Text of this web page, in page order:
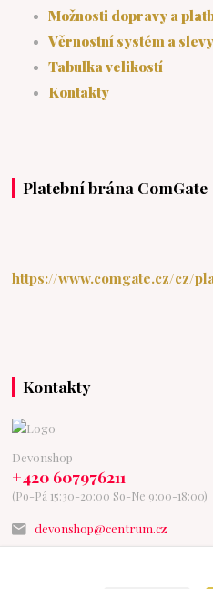
Možnosti dopravy a
Věrnostní systém a slevy
Tabulka velikostí
Kontakty
Platební brána ComGate
https://www.comgate.cz/cz/
Kontakty
Devonshop
+420 607976211
(Po-Pá 15:30-20:00 So-Ne 9:00-18:00)
devonshop@centrum.cz